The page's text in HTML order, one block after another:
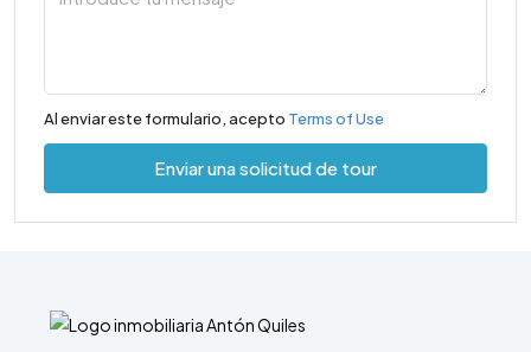
Al enviar este formulario, acepto Terms of Use
Enviar una solicitud de tour